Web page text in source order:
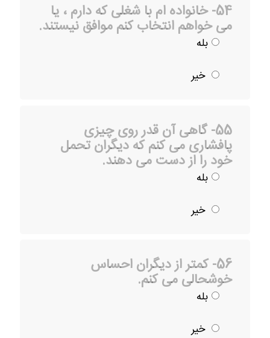
54- خانواده ام با شغلی که دارم ، یا
می خواهم انتخاب کنم موافق نیستند.
بله
خیر
55- گاهی آن قدر روی چیزی
پافشاری می کنم که دیگران تحمل
خود را از دست می دهند.
بله
خیر
56- کمتر از دیگران احساس
خوشحالی می کنم.
بله
خیر